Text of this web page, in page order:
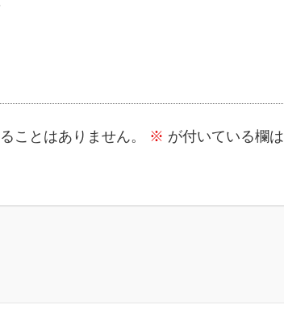
ことはありません。 ※ が付いている欄